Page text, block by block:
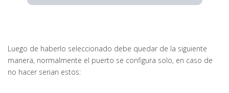
Luego de haberlo seleccionado debe quedar de la siguiente
manera, normalmente el puerto se configura solo, en caso de
no hacer serian estos: